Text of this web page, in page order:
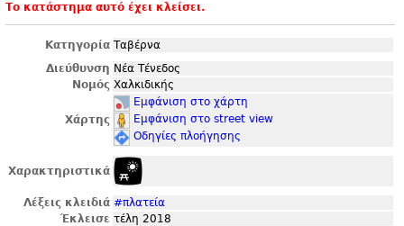
Το κατάστημα αυτό έχει κλείσει.
Κατηγορία Ταβέρνα
Διεύθυνση Νέα Τένεδος
Νομός Χαλκιδικής
Χάρτης
Εμφάνιση στο χάρτη
Εμφάνιση στο street view
Οδηγίες πλοήγησης
Χαρακτηριστικά
Λέξεις κλειδιά #πλατεία
Έκλεισε τέλη 2018